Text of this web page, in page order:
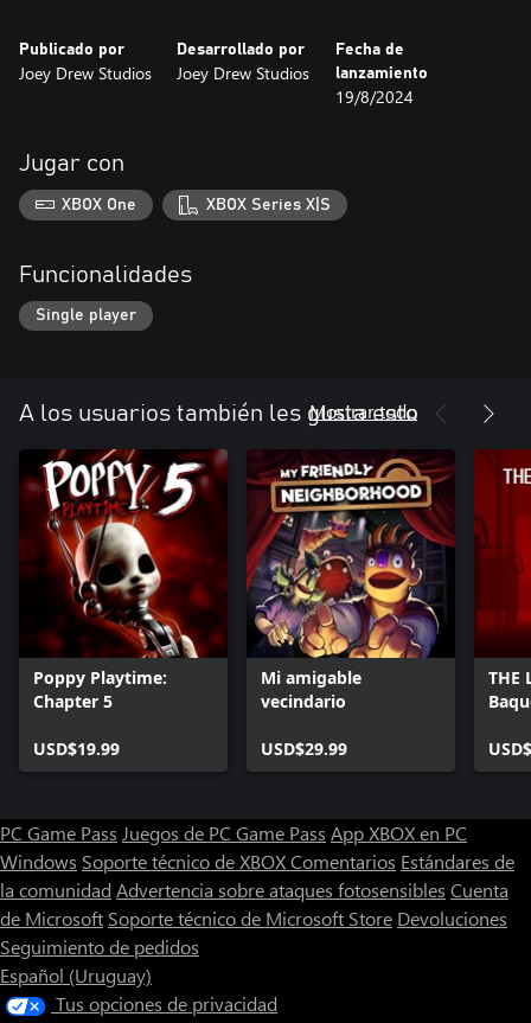
Publicado por
Joey Drew Studios
Desarrollado por
Joey Drew Studios
Fecha de
lanzamiento
19/8/2024
Jugar con
XBOX One XBOX Series X|S
Funcionalidades
Single player
A los usuarios también les gusta esto
Mostrar todo
Poppy Playtime:
Chapter 5
USD$19.99
Mi amigable
vecindario
USD$29.99
THE
PC Game Pass Juegos de PC Game Pass App XBOX en PC
Windows Soporte técnico de XBOXComentarios Estándares de
la comunidad Advertencia sobre ataques fotosensibles Cuenta
de Microsoft Soporte técnico de Microsoft Store Devoluciones
Seguimiento de pedidos
Español (Uruguay)
Tus opciones de privacidad